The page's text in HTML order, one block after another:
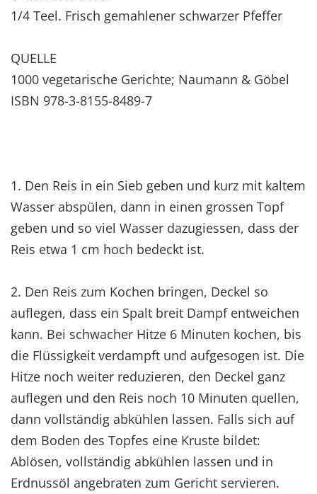
1/4 Teel. Frisch gemahlener schwarzer Pfeffer
QUELLE
1000 vegetarische Gerichte; Naumann & Göbel
ISBN 978-3-8155-8489-7
1. Den Reis in ein Sieb geben und kurz mit kaltem
Wasser abspülen, dann in einen grossen Topf
geben und so viel Wasser dazugiessen, dass der
Reis etwa 1 cm hoch bedeckt ist.
2. Den Reis zum Kochen bringen, Deckel so
auflegen, dass ein Spalt breit Dampf entweichen
kann. Bei schwacher Hitze 6 Minuten kochen, bis
die Flüssigkeit verdampft und aufgesogen ist. Die
Hitze noch weiter reduzieren, den Deckel ganz
auflegen und den Reis noch 10 Minuten quellen,
dann vollständig abkühlen lassen. Falls sich auf
dem Boden des Topfes eine Kruste bildet:
Ablösen, vollständig abkühlen lassen und in
Erdnussöl angebraten zum Gericht servieren.